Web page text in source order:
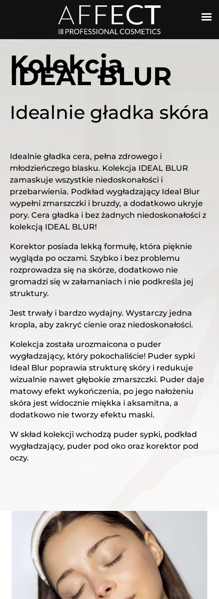
Kolekcja
IDEAL BLUR
Idealnie gładka skóra
Idealnie gładka cera, pełna zdrowego i
młodzieńczego blasku. Kolekcja IDEAL BLUR
zamaskuje wszystkie niedoskonałości i
przebarwienia. Podkład wygładzający Ideal Blur
wypełni zmarszczki i bruzdy, a dodatkowo ukryje
pory. Cera gładka i bez żadnych niedoskonałości z
kolekcją IDEAL BLUR!
Korektor posiada lekką formułę, która pięknie
wygląda po oczami. Szybko i bez problemu
rozprowadza się na skórze, dodatkowo nie
gromadzi się w załamaniach i nie podkreśla jej
struktury.
Jest trwały i bardzo wydajny. Wystarczy jedna
kropla, aby zakryć cienie oraz niedoskonałości.
Kolekcja została urozmaicona o puder
wygładzający, który pokochaliście! Puder sypki
Ideal Blur poprawia strukturę skóry i redukuje
wizualnie nawet głębokie zmarszczki. Puder daje
matowy efekt wykończenia, po jego nałożeniu
skóra jest widocznie miękka i aksamitna, a
dodatkowo nie tworzy efektu maski.
W skład kolekcji wchodzą puder sypki, podkład
wygładzający, puder pod oko oraz korektor pod
oczy.